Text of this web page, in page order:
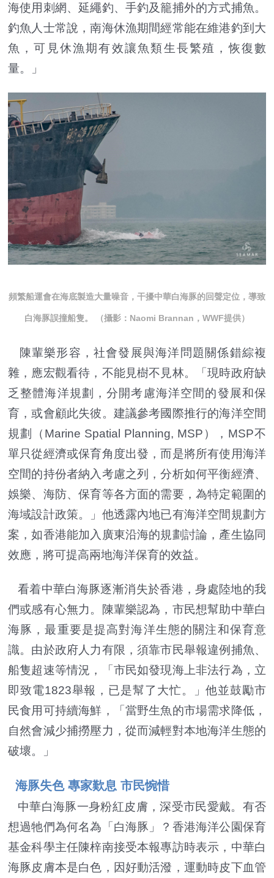
海使用刺網、延繩釣、手釣及籠捕外的方式捕魚。
釣魚人士常說，南海休漁期間經常能在維港釣到大
魚，可見休漁期有效讓魚類生長繁殖，恢復數
量。」
頻繁船運會在海底製造大量噪音，干擾中華白海豚的回聲定位，導致
白海豚誤撞船隻。 （攝影：Naomi Brannan，WWF提供）
陳輩樂形容，社會發展與海洋問題關係錯綜複
雜，應宏觀看待，不能見樹不見林。「現時政府缺
乏整體海洋規劃，分開考慮海洋空間的發展和保
育，或會顧此失彼。建議參考國際推行的海洋空間
規劃（Marine Spatial Planning, MSP），MSP不
單只從經濟或保育角度出發，而是將所有使用海洋
空間的持份者納入考慮之列，分析如何平衡經濟、
娛樂、海防、保育等各方面的需要，為特定範圍的
海域設計政策。」他透露內地已有海洋空間規劃方
案，如香港能加入廣東沿海的規劃討論，產生協同
效應，將可提高兩地海洋保育的效益。
看着中華白海豚逐漸消失於香港，身處陸地的我
們或感有心無力。陳輩樂認為，市民想幫助中華白
海豚，最重要是提高對海洋生態的關注和保育意
識。由於政府人力有限，須靠市民舉報違例捕魚、
船隻超速等情況，「市民如發現海上非法行為，立
即致電1823舉報，已是幫了大忙。」他並鼓勵市
民食用可持續海鮮，「當野生魚的市場需求降低，
自然會減少捕撈壓力，從而減輕對本地海洋生態的
破壞。」
海豚失色 專家歎息 市民惋惜
中華白海豚一身粉紅皮膚，深受市民愛戴。有否
想過牠們為何名為「白海豚」？香港海洋公園保育
基金科學主任陳梓南接受本報專訪時表示，中華白
海豚皮膚本是白色，因好動活潑，運動時皮下血管